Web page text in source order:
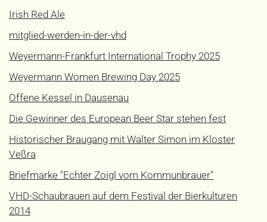
Irish Red Ale
mitglied-werden-in-der-vhd
Weyermann-Frankfurt International Trophy 2025
Weyermann Women Brewing Day 2025
Offene Kessel in Dausenau
Die Gewinner des European Beer Star stehen fest
Historischer Braugang mit Walter Simon im Kloster
Veßra
Briefmarke "Echter Zoigl vom Kommunbrauer"
VHD-Schaubrauen auf dem Festival der Bierkulturen
2014